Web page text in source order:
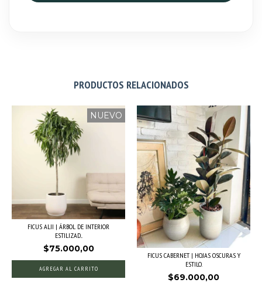
PRODUCTOS RELACIONADOS
NUEVO
FICUS ALII | ÁRBOL DE INTERIOR
ESTILIZAD...
$75.000,00
AGREGAR AL CARRITO
FICUS CABERNET | HOJAS OSCURAS Y
ESTILO.
$69.000,00